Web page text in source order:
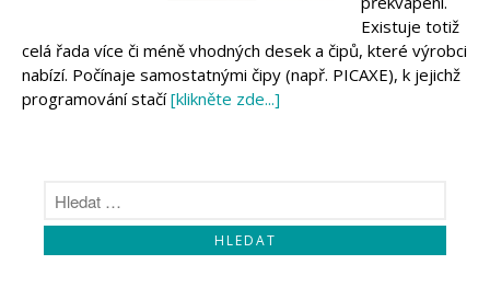
Makeblock
Videa
Koupit
Existuje totiž
celá řada více či méně vhodných desek a čipů, které výrobci
nabízí. Počínaje samostatnými čipy (např. PICAXE), k jejichž
programování stačí[klikněte zde...]